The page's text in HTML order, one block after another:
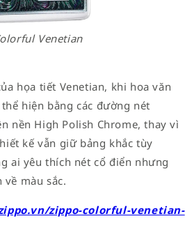
Venetian
họa tiết Venetian, khi hoa văn
hiện bằng các đường nét
nền High Polish Chrome, thay vì
kế vẫn giữ bảng khắc tùy
ai yêu thích nét cổ điển nhưng
màu sắc.
zippo-colorful-venetian-